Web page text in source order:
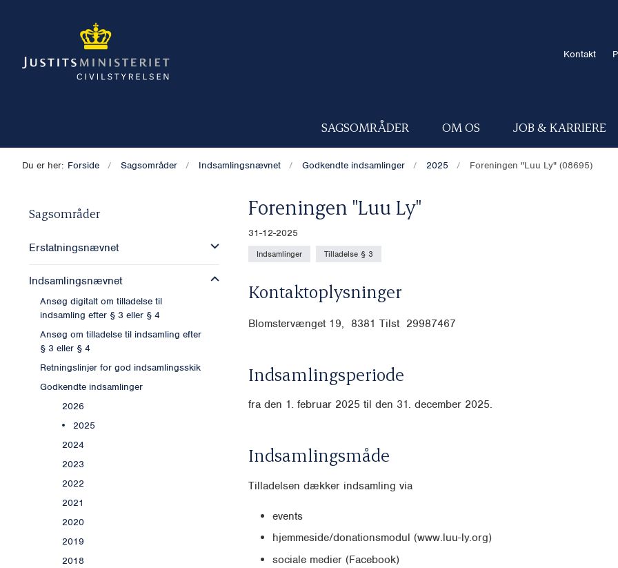
Kontakt
SAGSOMRÅDER OM OS JOB & KARRIERE
Du er her: Forside Sagsområder Indsamlingsnævnet Godkendte indsamlinger 2025 Foreningen "Luu Ly" (08695)
Sagsområder
Erstatningsnævnet
Indsamlingsnævnet
Ansøg digitalt om tilladelse til
indsamling efter § 3 eller § 4
Ansøg om tilladelse til indsamling efter
§ 3 eller § 4
Retningslinjer for god indsamlingsskik
Godkendte indsamlinger
2026
2025
2024
2023
2022
2021
2020
2019
2018
Foreningen "Luu Ly"
31-12-2025
Indsamlinger Tilladelse § 3
Kontaktoplysninger
Blomstervænget 19, 8381 Tilst 29987467
Indsamlingsperiode
fra den 1. februar 2025 til den 31. december 2025.
Indsamlingsmåde
Tilladelsen dækker indsamling via
events
hjemmeside/donationsmodul (www.luu-ly.org)
sociale medier (Facebook)